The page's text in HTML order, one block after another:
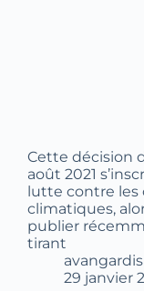
Cette décision
août 2021
lutte contre
climatiques,
publier
tirant
29 janvier